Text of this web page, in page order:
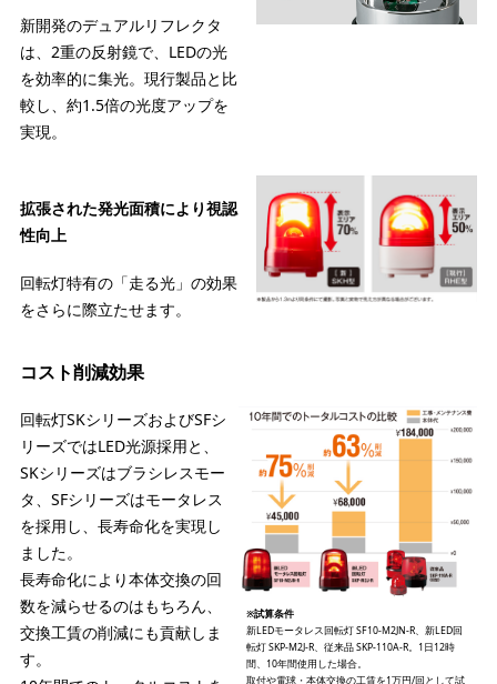
新開発のデュアルリフレクタ
は、2重の反射鏡で、LEDの光
を効率的に集光。現行製品と比
較し、約1.5倍の光度アップを
実現。
拡張された発光面積により視認
性向上
回転灯特有の「走る光」の効果
をさらに際立たせます。
コスト削減効果
※試算条件
新LEDモータレス回転灯 SF10-M2JN-R、新LED回
転灯 SKP-M2J-R、従来品 SKP-110A-R。1日12時
間、10年間使用した場合。
取付や電球・本体交換の工賃を1万円/回として試
回転灯SKシリーズおよびSFシ
リーズではLED光源採用と、
SKシリーズはブラシレスモー
タ、SFシリーズはモータレス
を採用し、長寿命化を実現し
ました。
長寿命化により本体交換の回
数を減らせるのはもちろん、
交換工賃の削減にも貢献しま
す。